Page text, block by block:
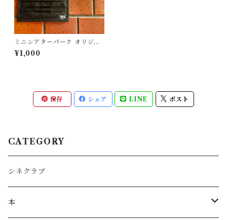
ミニシアターパーク オリジナ
ルマスクセット
¥1,000
保存 シェア LINE ポスト
CATEGORY
シネクラブ
本